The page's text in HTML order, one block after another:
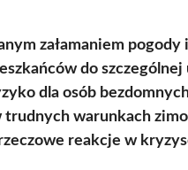
załamaniem
do
dla osób
trudnych warunkach
reakcje w